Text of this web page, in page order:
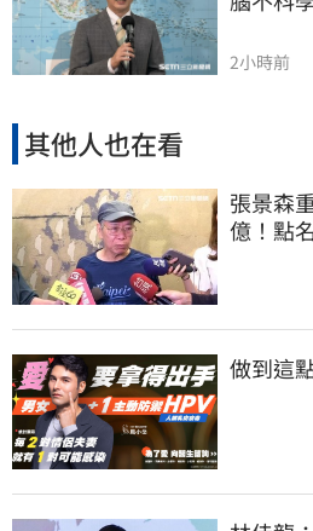
2小時前
其他人也在看
張景森
億！點
做到這